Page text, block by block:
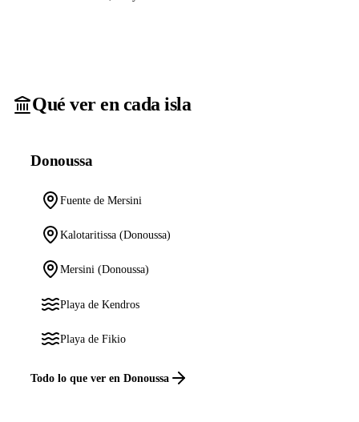
Qué ver en cada isla
Donoussa
Fuente de Mersini
Kalotaritissa (Donoussa)
Mersini (Donoussa)
Playa de Kendros
Playa de Fikio
Todo lo que ver en Donoussa